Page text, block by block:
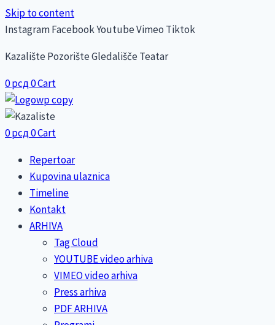
Skip to content
InstagramFacebookYoutubeVimeo Tiktok
Kazalište Pozorište Gledališče Teatar
0рсд0Cart
0рсд0Cart
Repertoar
Kupovina ulaznica
Timeline
Kontakt
ARHIVA
Tag Cloud
YOUTUBE video arhiva
VIMEO video arhiva
Press arhiva
PDF ARHIVA